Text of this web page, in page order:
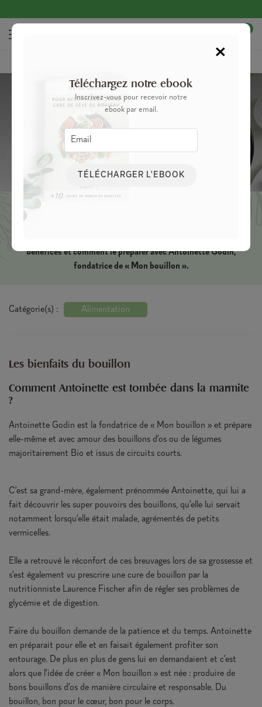
0
Les incroyables vertus du bouillon
Connu depuis la nuit des temps, le bouillon revient à la mode et
fait parler de ses nombreux bienfaits. Reminéralisant, régénérant
bénéfices et comment le préparer avec Antoinette Godin,
fondatrice de « Mon bouillon ».
Catégorie(s) : Alimentation
Les bienfaits du bouillon
Comment Antoinette est tombée dans la marmite
?
Antoinette Godin est la fondatrice de « Mon bouillon » et prépare
elle-même et avec amour des bouillons d’os ou de légumes
majoritairement Bio et issus de circuits courts.
C’est sa grand-mère, également prénommée Antoinette, qui lui a
fait découvrir les super pouvoirs des bouillons, qu’elle lui servait
notamment lorsqu’elle était malade, agrémentés de petits
vermicelles.
Elle a retrouvé le réconfort de ces breuvages lors de sa grossesse et
s’est également vu prescrire une cure de bouillon par la
nutritionniste Laurence Fischer afin de régler ses problèmes de
glycémie et de digestion.
Faire du bouillon demande de la patience et du temps. Antoinette
en préparait pour elle et en faisait également profiter son
entourage. De plus en plus de gens lui en demandaient et c’est
alors que l’idée de créer « Mon bouillon » est née : produire de
bons bouillons d’os de manière circulaire et responsable. Du
bouillon, bon pour le cœur, bon pour le corps.
×
Téléchargez notre ebook
Inscrivez-vous pour recevoir notre
ebook par email.
TÉLÉCHARGER L'EBOOK